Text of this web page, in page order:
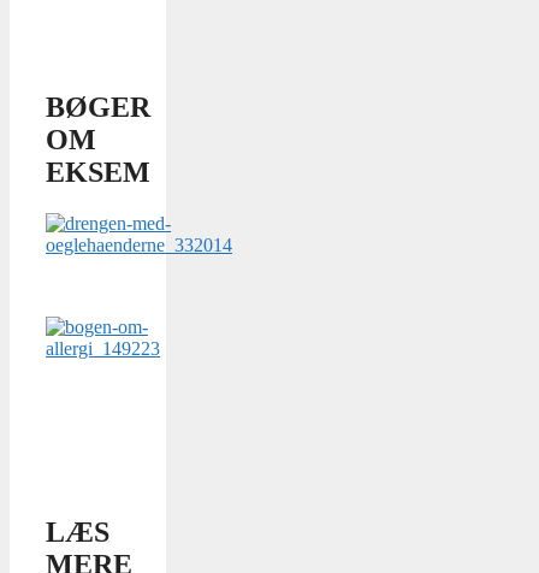
BØGER
OM
EKSEM
LÆS
MERE